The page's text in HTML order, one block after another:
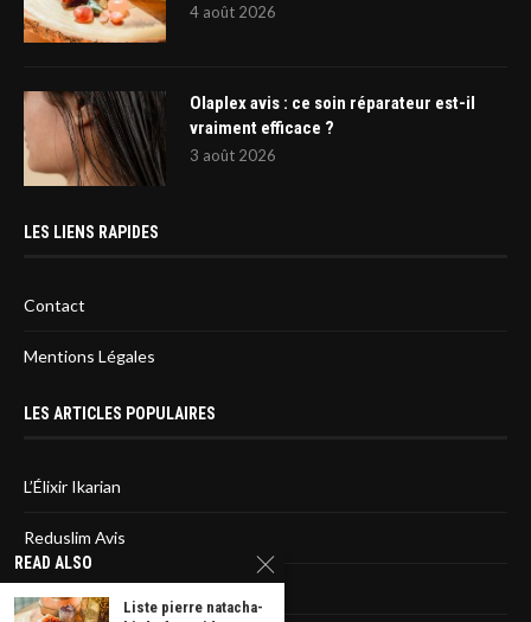
4 août 2026
Olaplex avis : ce soin réparateur est-il
vraiment efficace ?
3 août 2026
LES LIENS RAPIDES
Contact
Mentions Légales
LES ARTICLES POPULAIRES
L’Élixir Ikarian
Reduslim Avis
Sirtfood diet : L’avis des médecins
READ ALSO
Liste pierre natacha-